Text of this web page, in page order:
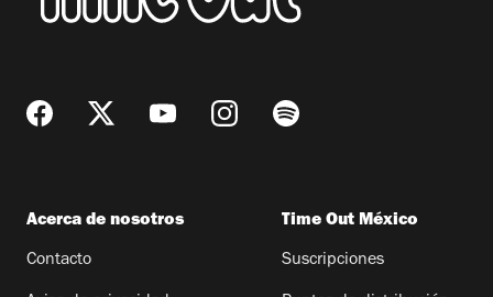
Acerca de nosotros
Contacto
Time Out México
Suscripciones